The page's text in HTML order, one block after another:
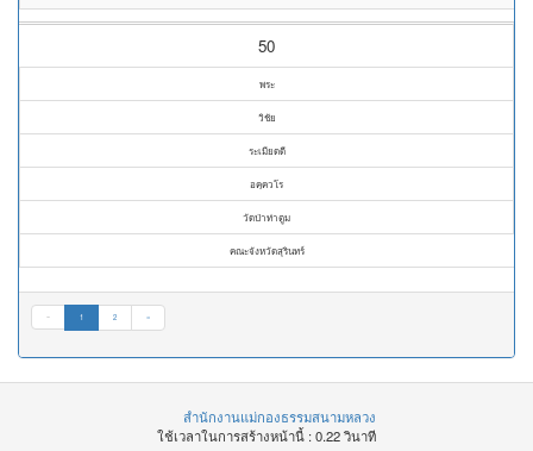
50
พระ
วิชัย
ระเมียดดี
อคฺควโร
วัดป่าท่าตูม
คณะจังหวัดสุรินทร์
« 1 2 »
สำนักงานแม่กองธรรมสนามหลวง
ใช้เวลาในการสร้างหน้านี้ : 0.22 วินาที